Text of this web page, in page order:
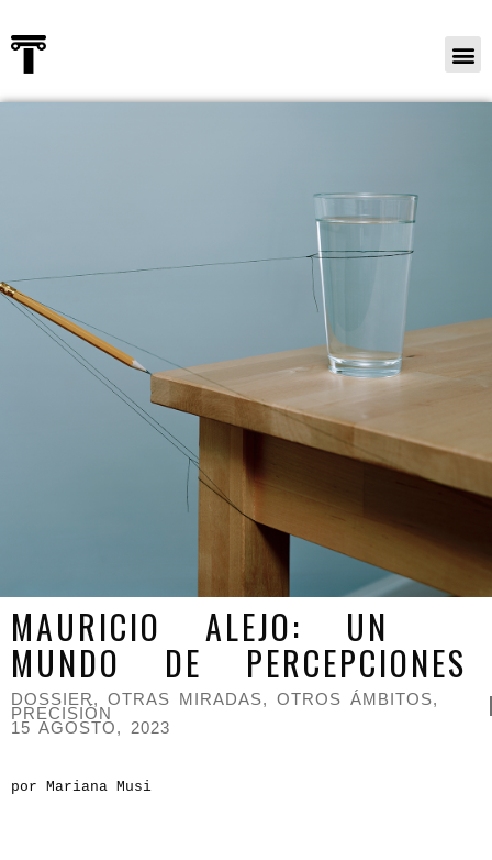
MAURICIO ALEJO: UN
MUNDO DE PERCEPCIONES
DOSSIER, OTRAS MIRADAS, OTROS ÁMBITOS,
PRECISIÓN
15 AGOSTO, 2023
por Mariana Musi